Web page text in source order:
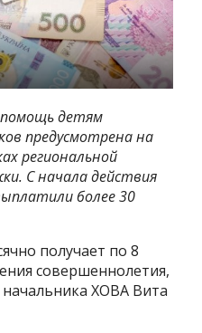
помощь детям
предусмотрена на
региональной
С начала действия
более 30
получает по 8
совершеннолетия,
начальника ХОВА Вита